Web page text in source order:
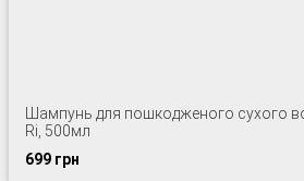
Шампунь для пошкодженого сухого
Ri, 500мл
699 грн